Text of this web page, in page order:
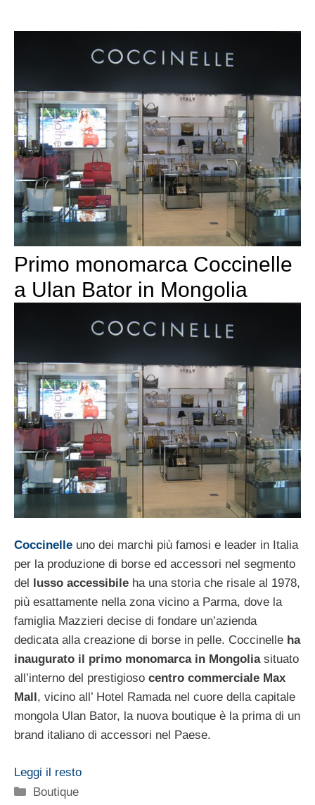
Primo monomarca Coccinelle
a Ulan Bator in Mongolia
Coccinelle uno dei marchi più famosi e leader in Italia
per la produzione di borse ed accessori nel segmento
del
lusso accessibile ha una storia che risale al 1978,
più esattamente nella zona vicino a Parma, dove la
famiglia Mazzieri decise di fondare un’azienda
dedicata alla creazione di borse in pelle. Coccinelle ha
inaugurato il primo monomarca in Mongoliasituato
all’interno del prestigioso centro commerciale Max
Mall , vicino all’ Hotel Ramada nel cuore della capitale
mongola Ulan Bator, la nuova boutique è la prima di un
brand italiano di accessori nel Paese.
Leggi il resto
Categorie
Boutique